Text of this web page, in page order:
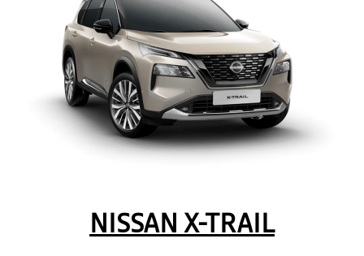
NISSAN X-TRAIL